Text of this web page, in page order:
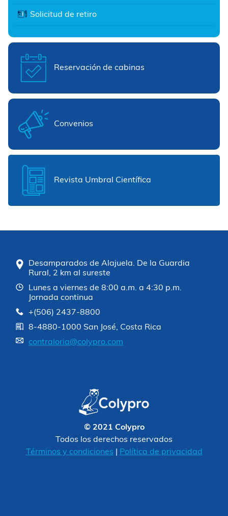
Solicitud de retiro
Reservación de cabinas
Convenios
Revista Umbral Científica
Desamparados de Alajuela. De la Guardia
Rural, 2 km al sureste
Lunes a viernes de 8:00 a.m. a 4:30 p.m.
Jornada continua
+(506) 2437-8800
8-4880-1000 San José, Costa Rica
contraloria@colypro.com
© 2021 Colypro
Todos los derechos reservados
Términos y condiciones
Política de privacidad